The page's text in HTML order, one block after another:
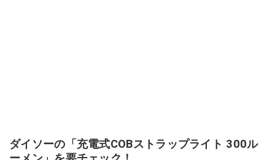
ダイソーの「充電式COBストラップライト 300ル